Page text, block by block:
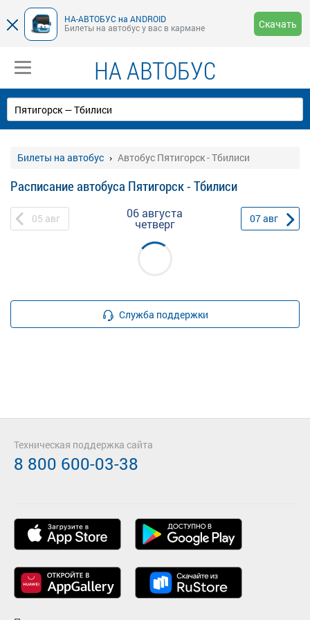
НА-АВТОБУС на ANDROID
Билеты на автобус у вас в кармане
Скачать
НА АВТОБУС
Билеты на автобус Автобус Пятигорск - Тбилиси
Расписание автобуса Пятигорск - Тбилиси
05 авг 06 августа
четверг 07авг
Служба поддержки
Техническая поддержка сайта
8 800 600-03-38